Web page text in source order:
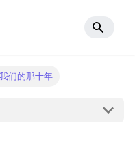
们的那十年